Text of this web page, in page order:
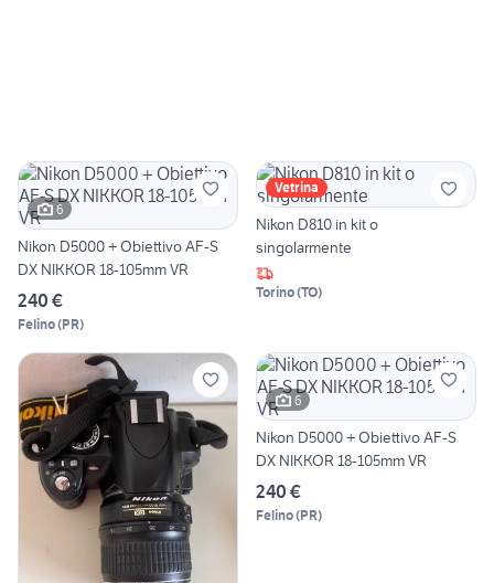
6
Nikon D5000 + Obiettivo AF-S
DX NIKKOR 18-105mm VR
240 €
Felino(PR)
Vetrina
Nikon D810 in kit o
singolarmente
Torino(TO)
6
Nikon D5000 + Obiettivo AF-S
DX NIKKOR 18-105mm VR
240 €
Felino(PR)